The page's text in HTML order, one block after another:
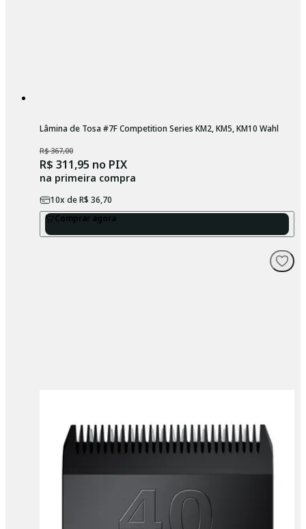
Lâmina de Tosa #7F Competition Series KM2, KM5, KM10 Wahl
R$ 367,00
R$ 311,95 no PIX
na primeira compra
10x deR$ 36,70
Comprar agora